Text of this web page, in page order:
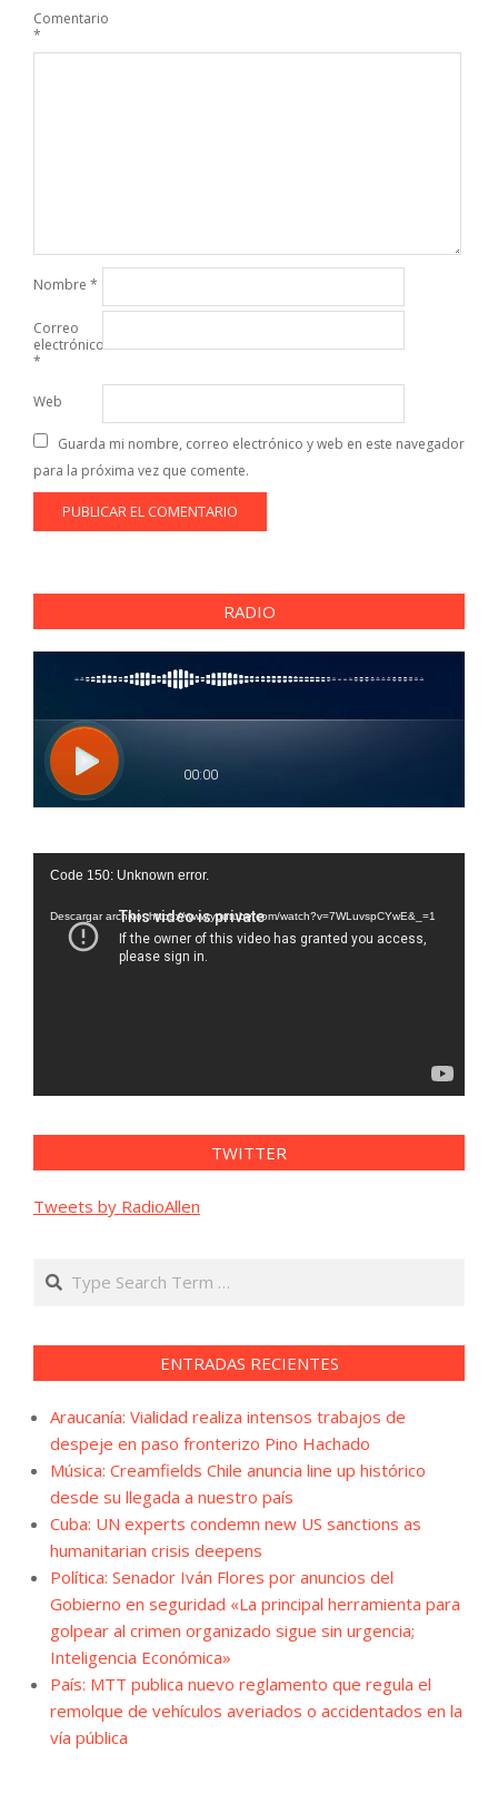
Comentario
*
Nombre *
Correo
electrónico
*
Web
Guarda mi nombre, correo electrónico y web en este navegador
para la próxima vez que comente.
RADIO
Reproductor
vídeo
Code 150: Unknown error.
Descargar archivo: https://www.youtube.com/watch?v=7WLuvspCYwE&_=1
TWITTER
Tweets by RadioAllen
Search
ENTRADAS RECIENTES
Araucanía: Vialidad realiza intensos trabajos de
despeje en paso fronterizo Pino Hachado
Música: Creamfields Chile anuncia line up histórico
desde su llegada a nuestro país
Cuba: UN experts condemn new US sanctions as
humanitarian crisis deepens
Política: Senador Iván Flores por anuncios del
Gobierno en seguridad «La principal herramienta para
golpear al crimen organizado sigue sin urgencia;
Inteligencia Económica»
País: MTT publica nuevo reglamento que regula el
remolque de vehículos averiados o accidentados en la
vía pública